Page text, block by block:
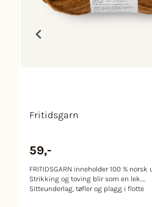
Fritidsgarn
59,-
FRITIDSGARN inneholder 100 % norsk
Strikking og toving blir som en lek.
Sitteunderlag, tøfler og plagg i flotte